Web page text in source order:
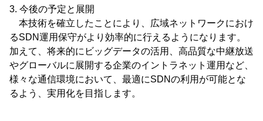
3. 今後の予定と展開
本技術を確立したことにより、広域ネットワークにおけ
るSDN運用保守がより効率的に行えるようになります。
加えて、将来的にビッグデータの活用、高品質な中継放送
やグローバルに展開する企業のイントラネット運用など、
様々な通信環境において、最適にSDNの利用が可能とな
るよう、実用化を目指します。